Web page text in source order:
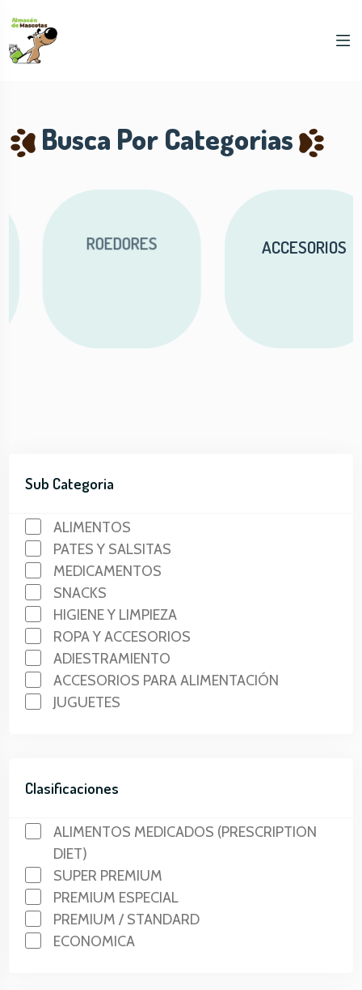
Busca Por Categorias
ROEDORES ACCESORIOS
Sub Categoria
ALIMENTOS
PATES Y SALSITAS
MEDICAMENTOS
SNACKS
HIGIENE Y LIMPIEZA
ROPA Y ACCESORIOS
ADIESTRAMIENTO
ACCESORIOS PARA ALIMENTACIÓN
JUGUETES
Clasificaciones
ALIMENTOS MEDICADOS (PRESCRIPTION
DIET)
SUPER PREMIUM
PREMIUM ESPECIAL
PREMIUM / STANDARD
ECONOMICA